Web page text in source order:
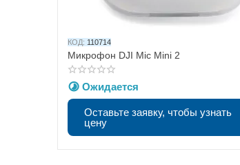
КОД: 110714
Микрофон DJI Mic Mini 2
Ожидается
Оставьте заявку, чтобы узнать
цену